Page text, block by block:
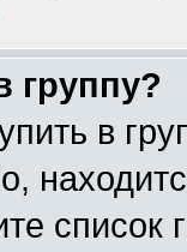
группу?
в
список